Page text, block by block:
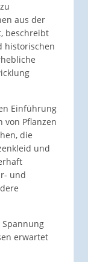
aus der
beschreibt
historischen
Einführung
von Pflanzen
die
und
und
Spannung
erwartet